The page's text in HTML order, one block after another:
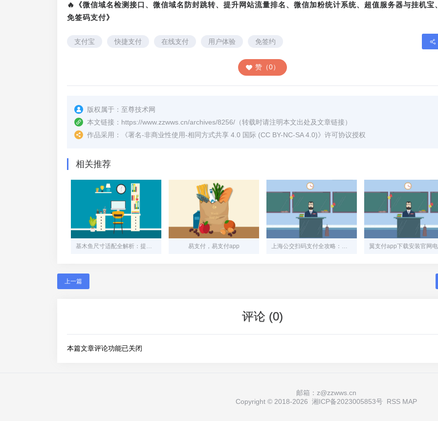
🔥《微信域名检测接口、微信域名防封跳转、提升网站流量排名、微信加粉统计系统、超值服务器与挂机宝
免签码支付》
支付宝 快捷支付 在线支付 用户体验 免签约
赞（0）
版权属于： 至尊技术网
本文链接： https://www.zzwws.cn/archives/8256/ （转载时请注明本文出处及文章链接）
作品采用：
《署名-非商业性使用-相同方式共享 4.0 国际 (CC BY-NC-SA 4.0)》许可协议授权
相关推荐
基木鱼尺寸适配全解析：提升用户体验的关键细节 易支付，易支付app 上海公交扫码支付全攻略：一部手机畅行魔都
上一篇
评论 (0)
本篇文章评论功能已关闭
邮箱：z@zzwws.cn
Copyright © 2018-2026 湘ICP备2023005853号 RSS MAP